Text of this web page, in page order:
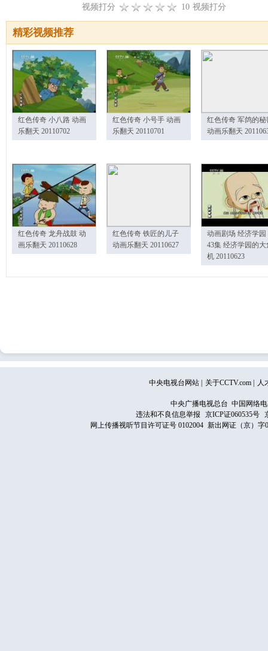
视频打分 10 视频打分
精彩视频推荐
红色传奇 小八路 动画
乐翻天 20110702
红色传奇 小号手 动画
乐翻天 20110701
红色传奇 军鸽的秘
动画乐翻天
红色传奇 龙舟战鼓 动
画乐翻天 20110628
红色传奇 铁匠的儿子
动画乐翻天 20110627
动画剧场 经济学园
43集 经济学园的大
机 20110623
中央电视台网站 关于CCTV.com 人
中央广播电视总台 中国网络
违法和不良信息举报
京ICP证060535号
网上传播视听节目许可证号 0102004 新出网证（京）